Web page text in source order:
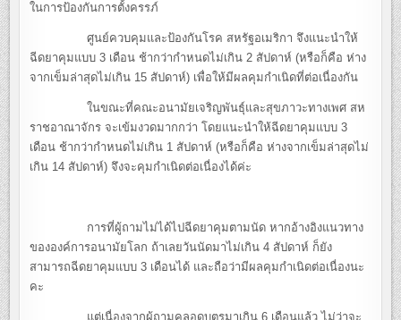
ในการป้องกันการตั้งครรภ์
ศูนย์ควบคุมและป้องกันโรค สหรัฐอเมริกา จึงแนะนำให้
ฉีดยาคุมแบบ 3 เดือน ช้ากว่ากำหนดไม่เกิน 2 สัปดาห์ (หรือก็คือ ห่าง
จากเข็มล่าสุดไม่เกิน 15 สัปดาห์) เพื่อให้มีผลคุมกำเนิดที่ต่อเนื่องกัน
ในขณะที่คณะอนามัยเจริญพันธุ์และสุขภาวะทางเพศ สห
ราชอาณาจักร จะเข้มงวดมากกว่า โดยแนะนำให้ฉีดยาคุมแบบ 3
เดือน ช้ากว่ากำหนดไม่เกิน 1 สัปดาห์ (หรือก็คือ ห่างจากเข็มล่าสุดไม่
เกิน 14 สัปดาห์) จึงจะคุมกำเนิดต่อเนื่องได้ค่ะ
การที่ผู้ถามไม่ได้ไปฉีดยาคุมตามนัด หากอ้างอิงแนวทาง
ขององค์การอนามัยโลก ถ้าเลยวันนัดมาไม่เกิน 4 สัปดาห์ ก็ยัง
สามารถฉีดยาคุมแบบ 3 เดือนได้ และถือว่ามีผลคุมกำเนิดต่อเนื่องนะ
คะ
แต่เนื่องจากผู้ถามคลอดบุตรมาเกิน 6 เดือนแล้ว ไม่ว่าจะ